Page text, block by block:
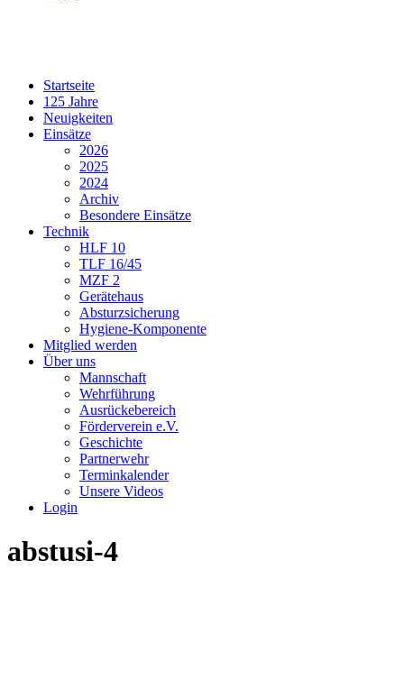
Startseite
125 Jahre
Neuigkeiten
Einsätze
2026
2025
2024
Archiv
Besondere Einsätze
Technik
HLF 10
TLF 16/45
MZF 2
Gerätehaus
Absturzsicherung
Hygiene-Komponente
Mitglied werden
Über uns
Mannschaft
Wehrführung
Ausrückebereich
Förderverein e.V.
Geschichte
Partnerwehr
Terminkalender
Unsere Videos
Login
abstusi-4